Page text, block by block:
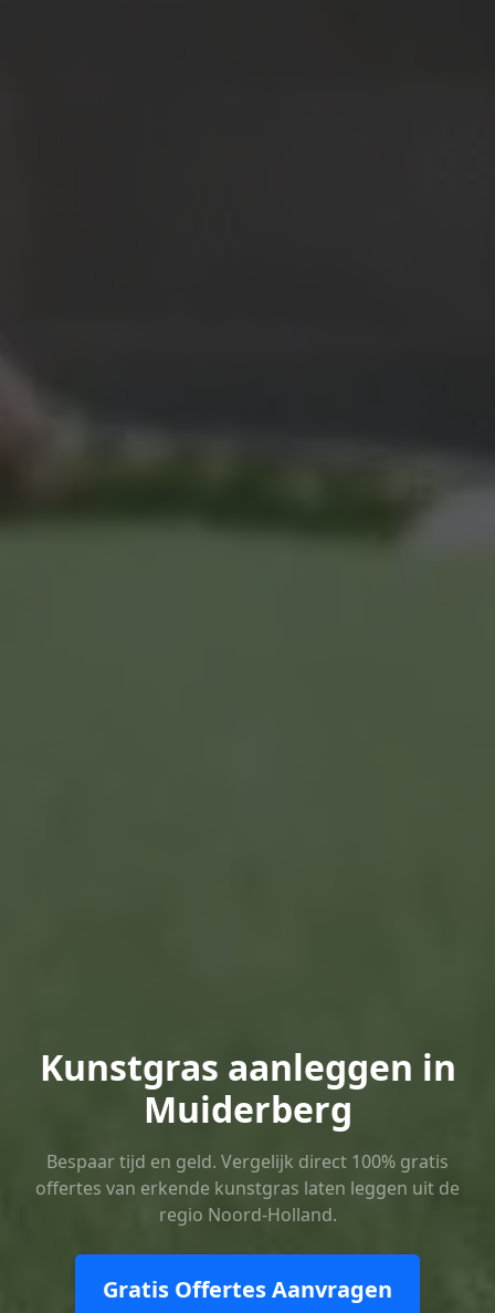
Kunstgras aanleggen in
Muiderberg
Bespaar tijd en geld. Vergelijk direct 100% gratis
offertes van erkende kunstgras laten leggen uit de
regio Noord-Holland.
Gratis Offertes Aanvragen